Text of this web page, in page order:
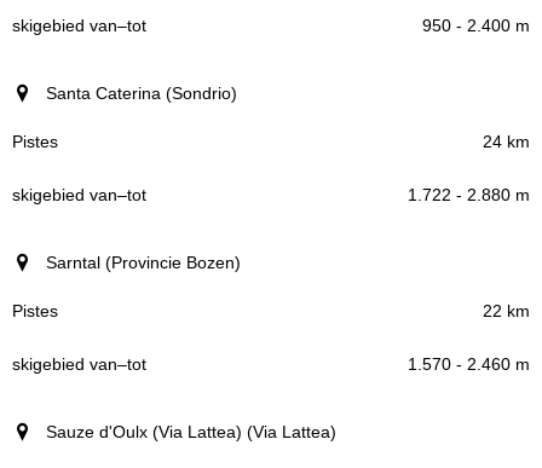
950 - 2.400 m
Santa Caterina (Sondrio)
24 km
1.722 - 2.880 m
Sarntal (Provincie Bozen)
22 km
1.570 - 2.460 m
Sauze d'Oulx (Via Lattea) (Via Lattea)